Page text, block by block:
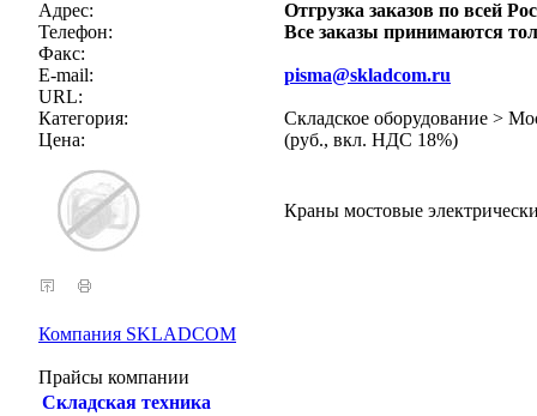
Адрес:
Отгрузка заказов по всей
Телефон:
Все заказы принимаются
Факс:
E-mail:
pisma@skladcom.ru
URL:
Категория:
Складское оборудование >
Цена:
(руб., вкл. НДС 18%)
Краны мостовые
Компания SKLADCOM
Прайсы компании
Складская техника